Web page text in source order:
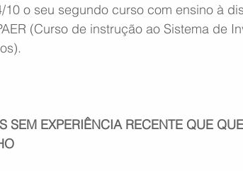
10 o seu segundo curso com ensino à
(Curso de instrução ao Sistema de
SEM EXPERIÊNCIA RECENTE QUE